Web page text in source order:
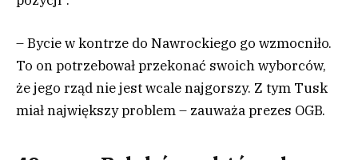
– Bycie w kontrze do Nawrockiego go wzmocniło.
To on potrzebował przekonać swoich wyborców,
że jego rząd nie jest wcale najgorszy. Z tym Tusk
miał największy problem – zauważa prezes OGB.